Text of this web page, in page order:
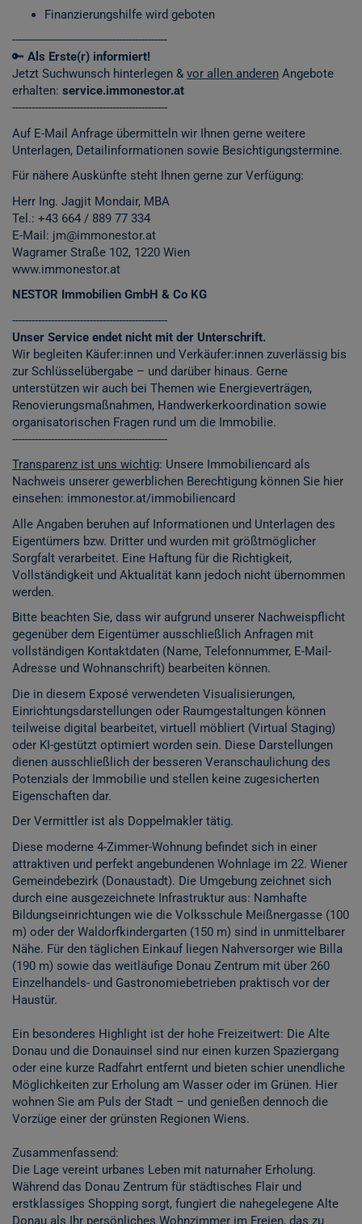
Finanzierungshilfe wird geboten
------------------------------------------------
🔑 Als Erste(r) informiert!
Jetzt Suchwunsch hinterlegen & vor allen anderen Angebote
erhalten: service.immonestor.at
------------------------------------------------
Auf E-Mail Anfrage übermitteln wir Ihnen gerne weitere
Unterlagen, Detailinformationen sowie Besichtigungstermine.
Für nähere Auskünfte steht Ihnen gerne zur Verfügung:
Herr Ing. Jagjit Mondair, MBA
Tel.: +43 664 / 889 77 334
E-Mail: jm@immonestor.at
Wagramer Straße 102, 1220 Wien
www.immonestor.at
NESTOR Immobilien GmbH & Co KG
------------------------------------------------
Unser Service endet nicht mit der Unterschrift.
Wir begleiten Käufer:innen und Verkäufer:innen zuverlässig bis
zur Schlüsselübergabe – und darüber hinaus. Gerne
unterstützen wir auch bei Themen wie Energieverträgen,
Renovierungsmaßnahmen, Handwerkerkoordination sowie
organisatorischen Fragen rund um die Immobilie.
------------------------------------------------
Transparenz ist uns wichtig: Unsere Immobiliencard als
Nachweis unserer gewerblichen Berechtigung können Sie hier
einsehen: immonestor.at/immobiliencard
Alle Angaben beruhen auf Informationen und Unterlagen des
Eigentümers bzw. Dritter und wurden mit größtmöglicher
Sorgfalt verarbeitet. Eine Haftung für die Richtigkeit,
Vollständigkeit und Aktualität kann jedoch nicht übernommen
werden.
Bitte beachten Sie, dass wir aufgrund unserer Nachweispflicht
gegenüber dem Eigentümer ausschließlich Anfragen mit
vollständigen Kontaktdaten (Name, Telefonnummer, E-Mail-
Adresse und Wohnanschrift) bearbeiten können.
Die in diesem Exposé verwendeten Visualisierungen,
Einrichtungsdarstellungen oder Raumgestaltungen können
teilweise digital bearbeitet, virtuell möbliert (Virtual Staging)
oder KI-gestützt optimiert worden sein. Diese Darstellungen
dienen ausschließlich der besseren Veranschaulichung des
Potenzials der Immobilie und stellen keine zugesicherten
Eigenschaften dar.
Der Vermittler ist als Doppelmakler tätig.
Diese moderne 4-Zimmer-Wohnung befindet sich in einer
attraktiven und perfekt angebundenen Wohnlage im 22. Wiener
Gemeindebezirk (Donaustadt). Die Umgebung zeichnet sich
durch eine ausgezeichnete Infrastruktur aus: Namhafte
Bildungseinrichtungen wie die Volksschule Meißnergasse (100
m) oder der Waldorfkindergarten (150 m) sind in unmittelbarer
Nähe. Für den täglichen Einkauf liegen Nahversorger wie Billa
(190 m) sowie das weitläufige Donau Zentrum mit über 260
Einzelhandels- und Gastronomiebetrieben praktisch vor der
Haustür.
Ein besonderes Highlight ist der hohe Freizeitwert: Die Alte
Donau und die Donauinsel sind nur einen kurzen Spaziergang
oder eine kurze Radfahrt entfernt und bieten schier unendliche
Möglichkeiten zur Erholung am Wasser oder im Grünen. Hier
wohnen Sie am Puls der Stadt – und genießen dennoch die
Vorzüge einer der grünsten Regionen Wiens.
Zusammenfassend:
Die Lage vereint urbanes Leben mit naturnaher Erholung.
Während das Donau Zentrum für städtisches Flair und
erstklassiges Shopping sorgt, fungiert die nahegelegene Alte
Donau als Ihr persönliches Wohnzimmer im Freien, das zu